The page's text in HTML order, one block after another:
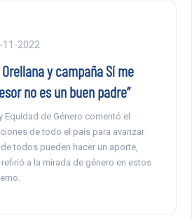
11-2022
y campaña Sí me
no es un buen padre”
Equidad de Género comentó el
de todo el país para avanzar
todos pueden hacer un aporte,
a la mirada de género en estos